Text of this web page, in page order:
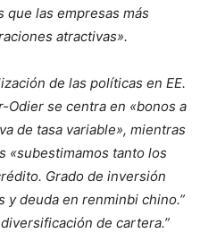
que las empresas más
atractivas».
de las políticas en EE.
Odier se centra en «bonos a
de tasa variable», mientras
«subestimamos tanto los
Grado de inversión
y deuda en renminbi chino.”
de cartera.”